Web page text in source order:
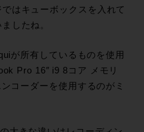
はキューボックスを入れて
したね。
が所有しているものを使用
Pro 16″ i9 8コア メモリ
コーダーを使用するのがミ